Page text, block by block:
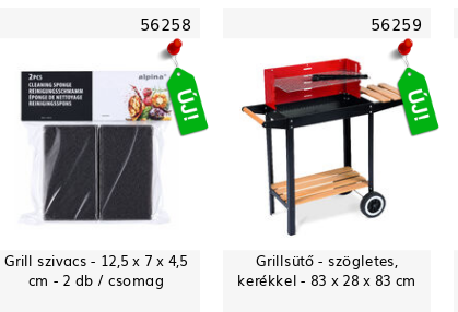
56258
Grill szivacs - 12,5 x 7 x 4,5
cm - 2 db / csomag
56259
Grillsütő - szögletes,
kerékkel - 83 x 28 x 83 cm